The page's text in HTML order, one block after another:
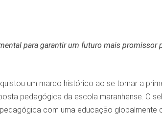
para garantir um futuro mais promissor
um marco histórico ao se tornar a
pedagógica da escola maranhense. O
com uma educação globalmente